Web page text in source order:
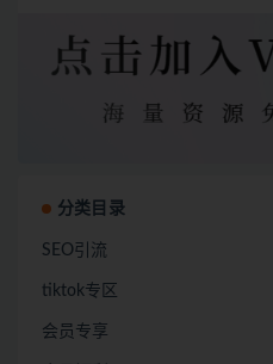
分类目录
SEO引流
tiktok专区
会员专享